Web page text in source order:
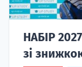
НАБІР
зі